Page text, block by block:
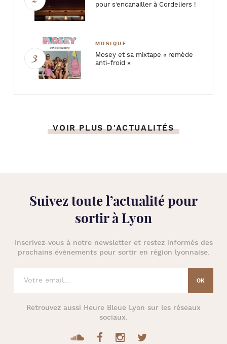
pour s’encanailler à Cordeliers !
MUSIQUE
Mosey et sa mixtape « remède
anti-froid »
VOIR PLUS D'ACTUALITÉS
Suivez toute l’actualité pour
sortir à Lyon
Inscrivez-vous à notre newsletter et restez informés des
prochains évènements pour sortir en région lyonnaise.
Retrouvez aussi Heure Bleue Lyon sur les réseaux
sociaux.